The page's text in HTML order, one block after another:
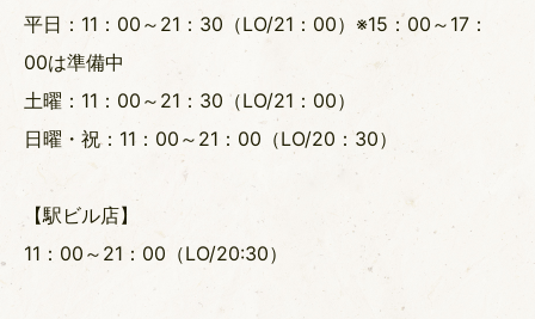
平日：11：00～21：30（LO/21：00）※15：00～17：
00は準備中
土曜：11：00～21：30（LO/21：00）
日曜・祝：11：00～21：00（LO/20：30）
【駅ビル店】
11：00～21：00（LO/20:30）